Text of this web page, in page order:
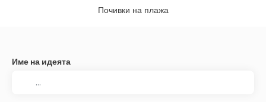
Почивки на плажа
Име на идеята